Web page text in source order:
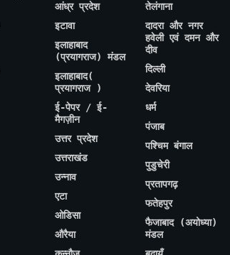
आंध्र प्रदेश
इटावा
इलाहाबाद
(प्रयागराज) मंडल
इलाहाबाद(
प्रयागराज )
ई-पेपर / ई-
मैगज़ीन
उत्तर प्रदेश
उत्तराखंड
उन्नाव
एटा
ओडिसा
औरैया
तेलंगाना
दादरा और नगर
हवेली एवं दमन और
दीव
दिल्ली
देवरिया
धर्म
पंजाब
पश्चिम बंगाल
पुडुचेरी
प्रतापगढ़
फतेहपुर
फैजाबाद (अयोध्या)
मंडल